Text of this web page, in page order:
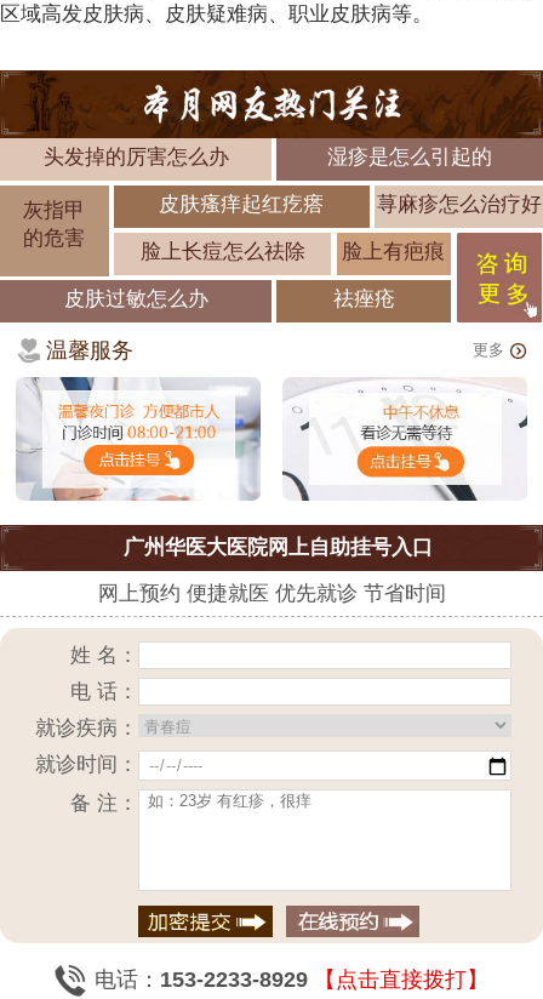
区域高发皮肤病、皮肤疑难病、职业皮肤病等。
头发掉的厉害怎么办 湿疹是怎么引起的
灰指甲
的危害
皮肤瘙痒起红疙瘩 荨麻疹怎么治疗好
脸上长痘怎么祛除 脸上有疤痕
皮肤过敏怎么办 祛痤疮
温馨服务 更多
广州华医大医院网上自助挂号入口
网上预约 便捷就医 优先就诊 节省时间
姓 名：
电 话：
就诊疾病：
就诊时间：
备 注：
电话： 153-2233-8929 【点击直接拨打】